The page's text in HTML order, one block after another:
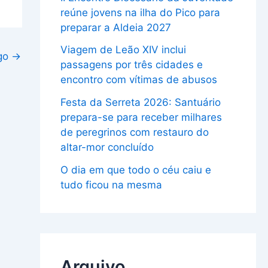
→
reúne jovens na ilha do Pico para
preparar a Aldeia 2027
Viagem de Leão XIV inclui
passagens por três cidades e
encontro com vítimas de abusos
Festa da Serreta 2026: Santuário
prepara-se para receber milhares
de peregrinos com restauro do
altar-mor concluído
O dia em que todo o céu caiu e
tudo ficou na mesma